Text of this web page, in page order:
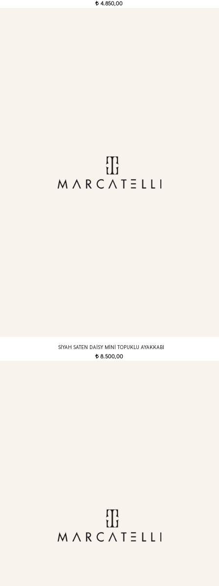
t 4.850,00
SIYAH SATEN DAISY MINI TOPUKLU AYAKKABI
t8.500,00